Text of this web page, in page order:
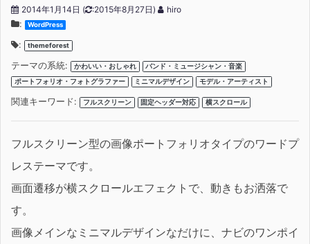
2014年1月14日 ( :2015年8月27日)
hiro
:
WordPress
: themeforest
テーマの系統: かわいい・おしゃれ
バンド・ミュージシャン・音楽
ポートフォリオ・フォトグラファー
ミニマルデザイン モデル・アーティスト
関連キーワード: フルスクリーン 固定ヘッダー対応 横スクロール
フルスクリーン型の画像ポートフォリオタイプのワードプ
レステーマです。
画面遷移が横スクロールエフェクトで、動きもお洒落で
す。
画像メインなミニマルデザインなだけに、ナビのワンポイ